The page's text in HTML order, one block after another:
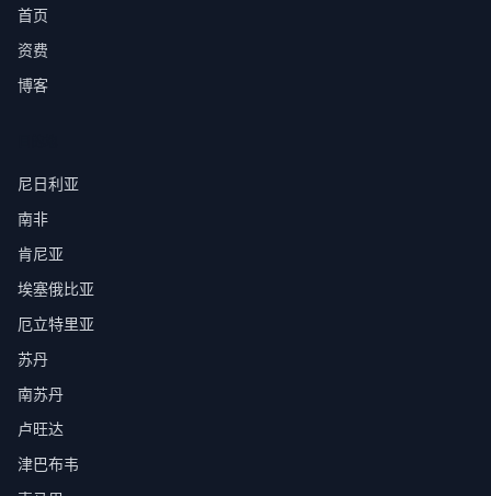
首页
资费
博客
尼日利亚
南非
肯尼亚
埃塞俄比亚
厄立特里亚
苏丹
南苏丹
卢旺达
津巴布韦